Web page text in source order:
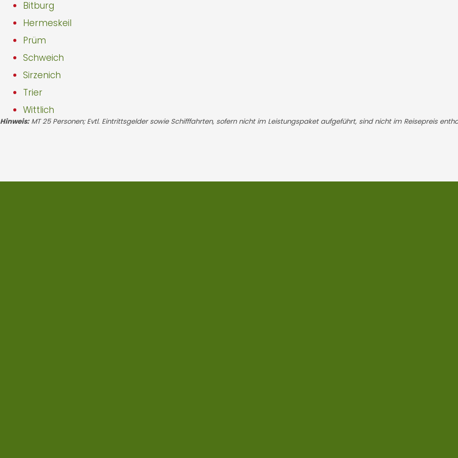
Bitburg
Hermeskeil
Prüm
Schweich
Sirzenich
Trier
Wittlich
Hinweis:MT 25 Personen; Evtl. Eintrittsgelder sowie Schifffahrten, sofern nicht im Leistungspaket aufgeführt, sind nicht im Reisepreis